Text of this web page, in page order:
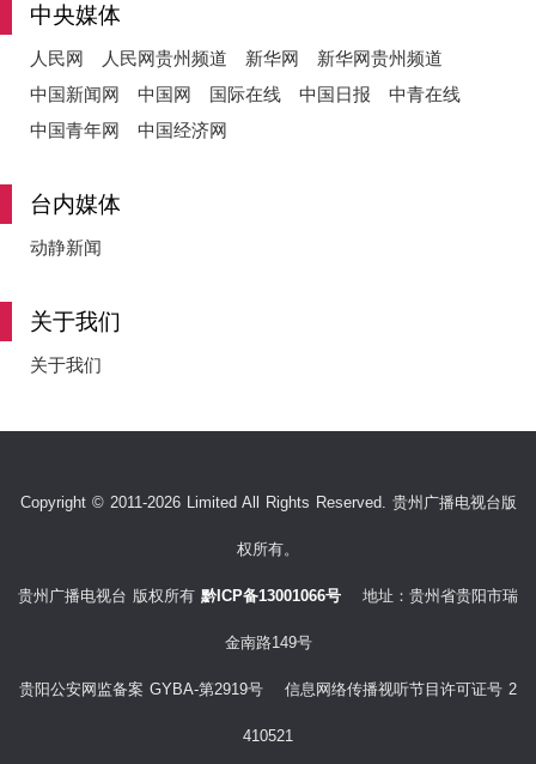
中央媒体
人民网 人民网贵州频道 新华网
新华网贵州频道
中国新闻网
中国网 国际在线 中国日报
中青在线
中国青年网
中国经济网
台内媒体
动静新闻
关于我们
关于我们
Copyright © 2011-2026 Limited All Rights Reserved. 贵州广播电视台版
权所有。
贵州广播电视台 版权所有 黔ICP备13001066号 地址：贵州省贵阳市瑞
金南路149号
贵阳公安网监备案 GYBA-第2919号 信息网络传播视听节目许可证号 2
410521